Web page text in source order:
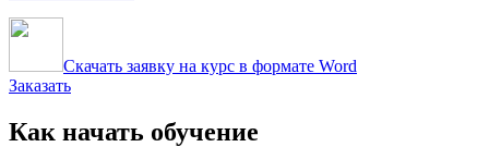
Скачать заявку на курс в формате Word
Заказать
Как начать обучение